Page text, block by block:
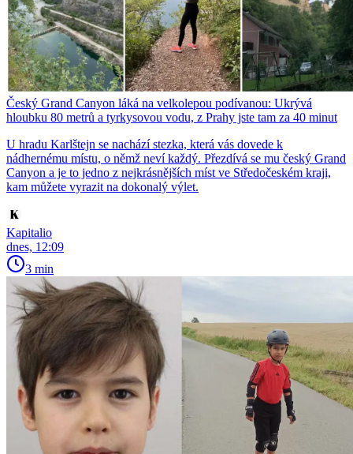
Český Grand Canyon láká na velkolepou podívanou: Ukrývá
hloubku 80 metrů a tyrkysovou vodu, z Prahy jste tam za 40 minut
U hradu Karlštejn se nachází stezka, která vás dovede k
nádhernému místu, o němž neví každý. Přezdívá se mu český Grand
Canyon a je to jedno z nejkrásnějších míst ve Středočeském kraji,
kam můžete vyrazit na dokonalý výlet.
Kapitalio
dnes, 12:09
3 min